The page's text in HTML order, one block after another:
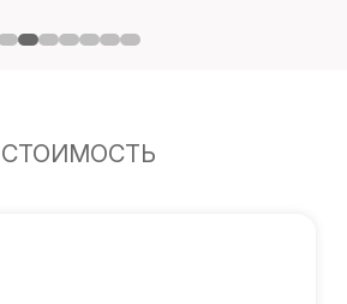
СТОИМОСТЬ